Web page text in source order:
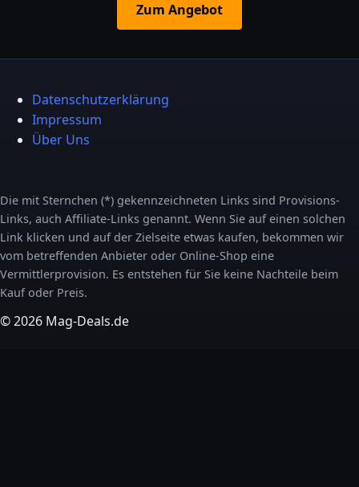
Zum Angebot
Datenschutzerklärung
Impressum
Über Uns
Die mit Sternchen (*) gekennzeichneten Links sind Provisions-
Links, auch Affiliate-Links genannt. Wenn Sie auf einen solchen
Link klicken und auf der Zielseite etwas kaufen, bekommen wir
vom betreffenden Anbieter oder Online-Shop eine
Vermittlerprovision. Es entstehen für Sie keine Nachteile beim
Kauf oder Preis.
© 2026 Mag-Deals.de